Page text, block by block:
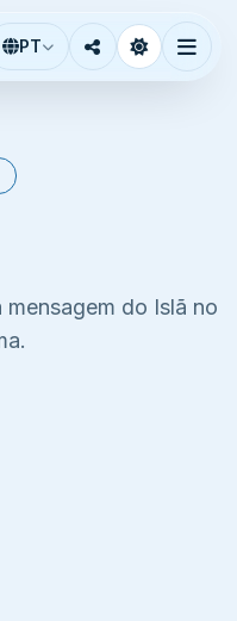
PT
do Islã no